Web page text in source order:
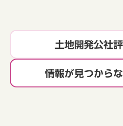
土地開発公社
情報が見つから